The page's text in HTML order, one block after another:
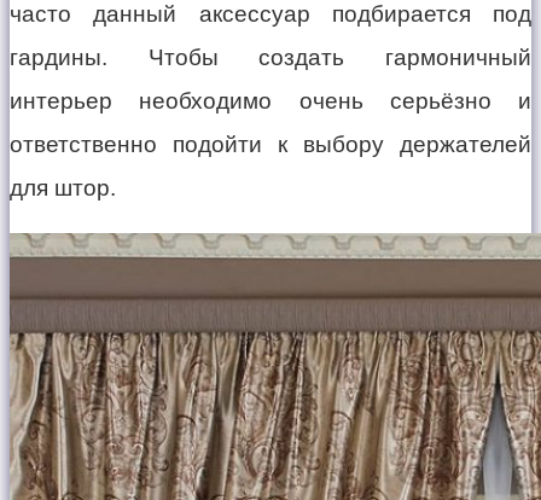
часто данный аксессуар подбирается под
гардины. Чтобы создать гармоничный
интерьер необходимо очень серьёзно и
ответственно подойти к выбору держателей
для штор.